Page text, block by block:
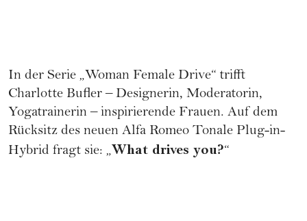
In der Serie „Woman Female Drive“ trifft
Charlotte Bufler – Designerin, Moderatorin,
Yogatrainerin – inspirierende Frauen. Auf dem
Rücksitz des neuen Alfa Romeo Tonale Plug-in-
Hybrid fragt sie: „What drives you?“